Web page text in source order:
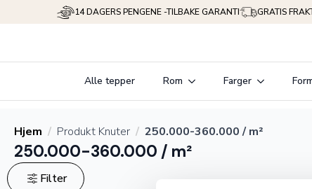
14 DAGERS PENGENE -TILBAKE GARANTI GRATIS
Alle tepper Rom Farger
Hjem Produkt Knuter 250.000-360.000 / m²
250.000-360.000 / m²
Filter